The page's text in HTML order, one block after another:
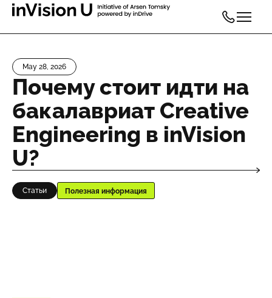
May 28, 2026
Почему стоит идти на
бакалавриат Creative
Engineering в inVision
U?
Статьи Полезная информация